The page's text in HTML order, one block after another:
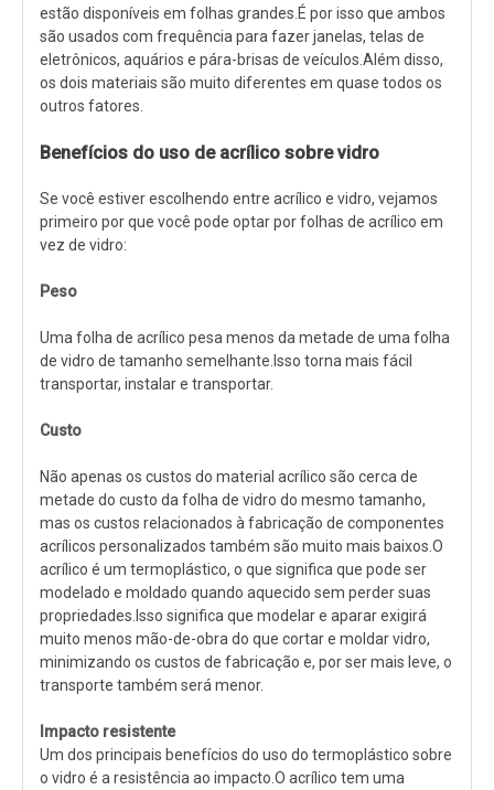
estão disponíveis em folhas grandes.É por isso que ambos
são usados ​​​​com frequência para fazer janelas, telas de
eletrônicos, aquários e pára-brisas de veículos.Além disso,
os dois materiais são muito diferentes em quase todos os
outros fatores.
Benefícios do uso de acrílico sobre vidro
Se você estiver escolhendo entre acrílico e vidro, vejamos
primeiro por que você pode optar por folhas de acrílico em
vez de vidro:
Peso
Uma folha de acrílico pesa menos da metade de uma folha
de vidro de tamanho semelhante.Isso torna mais fácil
transportar, instalar e transportar.
Custo
Não apenas os custos do material acrílico são cerca de
metade do custo da folha de vidro do mesmo tamanho,
mas os custos relacionados à fabricação de componentes
acrílicos personalizados também são muito mais baixos.O
acrílico é um termoplástico, o que significa que pode ser
modelado e moldado quando aquecido sem perder suas
propriedades.Isso significa que modelar e aparar exigirá
muito menos mão-de-obra do que cortar e moldar vidro,
minimizando os custos de fabricação e, por ser mais leve, o
transporte também será menor.
Impacto resistente
Um dos principais benefícios do uso do termoplástico sobre
o vidro é a resistência ao impacto.O acrílico tem uma